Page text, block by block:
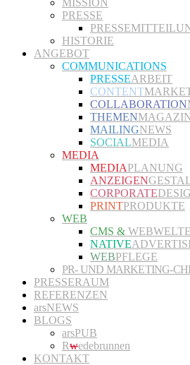
PRESSE
HISTORIE
ANGEBOT
COMMUNICATIONS
PRESSEARBEIT
CONTENT
COLLABORATION
THEMEN
MAILINGNEWS
SOCIALMEDIA
MEDIA
MEDIAPLANUNG
ANZEIGEN
CORPORATE
PRINTPRODUKTE
WEB
CMS &
NATIVE
WEBPFLEGE
PR- UND MARKETING-
PRESSERAUM
REFERENZEN
arsNEWS
BLOGS
arsPUB
Rwedebrunnen
KONTAKT